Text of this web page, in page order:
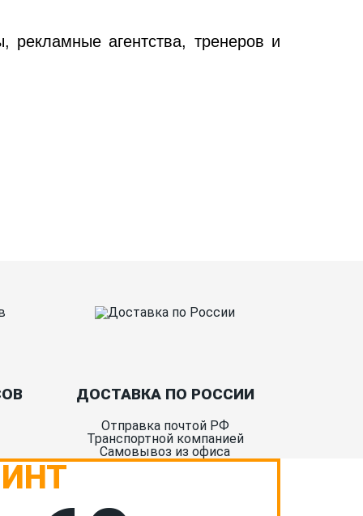
рекламные агентства, тренеров и
ДОСТАВКА ПО РОССИИ
Отправка почтой РФ
Транспортной компанией
Самовывоз из офиса